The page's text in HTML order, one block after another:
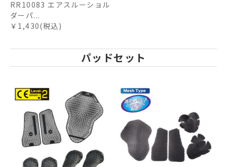
RR10083 エアスルーショル
ダーパ...
￥1,430(税込)
パッドセット